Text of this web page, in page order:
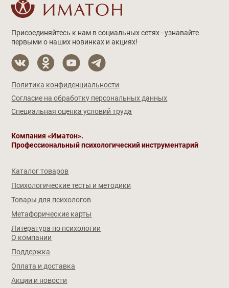
Присоединяйтесь к нам в социальных сетях - узнавайте
первыми о наших новинках и акциях!
Политика конфиденциальности
Согласие на обработку персональных данных
Специальная оценка условий труда
Компания «Иматон».
Профессиональный психологический инструментарий
Каталог товаров
Психологические тесты и методики
Товары для психологов
Метафорические карты
Литература по психологии
О компании
Поддержка
Оплата и доставка
Акции и новости